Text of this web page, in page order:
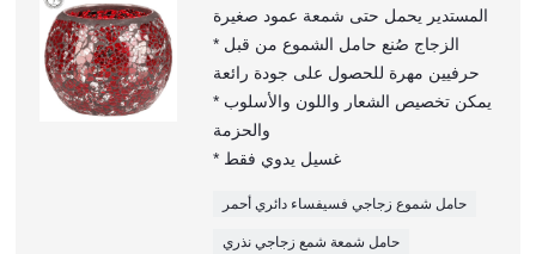
المستدير يحمل حتى شمعة عمود صغيرة
* الزجاج صُنع حامل الشموع من قبل
حرفيين مهرة للحصول على جودة رائعة
* يمكن تخصيص الشعار واللون والأسلوب
والحزمة
* غسيل يدوي فقط
حامل شموع زجاجي فسيفساء دائري أحمر
حامل شمعة شمع زجاجي نذري